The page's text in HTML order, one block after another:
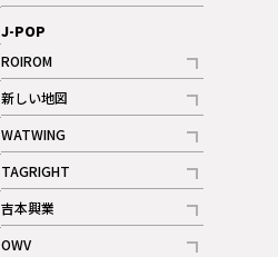
記事
J-POP
ROIROM
記事
新しい地図
記事
WATWING
記事
TAGRIGHT
記事
吉本興業
記事
OWV